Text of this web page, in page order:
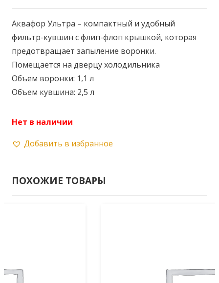
Аквафор Ультра – компактный и удобный
фильтр-кувшин с флип-флоп крышкой, которая
предотвращает запыление воронки.
Помещается на дверцу холодильника
Объем воронки: 1,1 л
Объем кувшина: 2,5 л
Нет в наличии
Добавить в избранное
ПОХОЖИЕ ТОВАРЫ